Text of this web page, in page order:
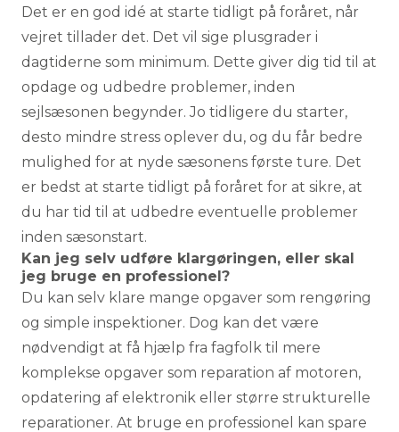
Det er en god idé at starte tidligt på foråret, når
vejret tillader det. Det vil sige plusgrader i
dagtiderne som minimum. Dette giver dig tid til at
opdage og udbedre problemer, inden
sejlsæsonen begynder. Jo tidligere du starter,
desto mindre stress oplever du, og du får bedre
mulighed for at nyde sæsonens første ture. Det
er bedst at starte tidligt på foråret for at sikre, at
du har tid til at udbedre eventuelle problemer
inden sæsonstart.
Kan jeg selv udføre klargøringen, eller skal
jeg bruge en professionel?
Du kan selv klare mange opgaver som rengøring
og simple inspektioner. Dog kan det være
nødvendigt at få hjælp fra fagfolk til mere
komplekse opgaver som reparation af motoren,
opdatering af elektronik eller større strukturelle
reparationer. At bruge en professionel kan spare